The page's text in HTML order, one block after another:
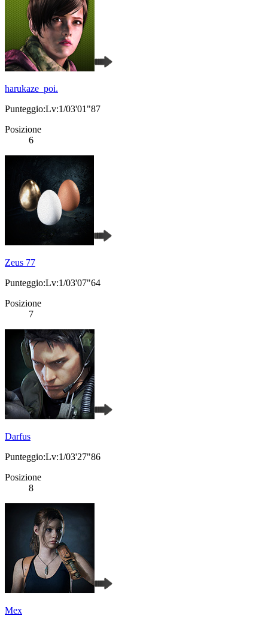
harukaze_poi.
Punteggio:Lv:1/03'01"87
Posizione
6
Zeus 77
Punteggio:Lv:1/03'07"64
Posizione
7
Darfus
Punteggio:Lv:1/03'27"86
Posizione
8
Mex